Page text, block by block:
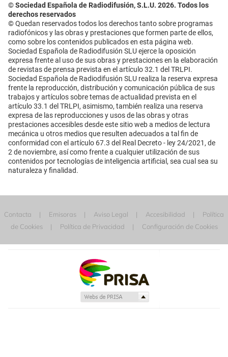
© Sociedad Española de Radiodifusión, S.L.U. 2026. Todos los
derechos reservados
© Quedan reservados todos los derechos tanto sobre programas
radiofónicos y las obras y prestaciones que formen parte de ellos,
como sobre los contenidos publicados en esta página web.
Sociedad Española de Radiodifusión SLU ejerce la oposición
expresa frente al uso de sus obras y prestaciones en la elaboración
de revistas de prensa prevista en el artículo 32.1 del TRLPI.
Sociedad Española de Radiodifusión SLU realiza la reserva expresa
frente la reproducción, distribución y comunicación pública de sus
trabajos y artículos sobre temas de actualidad prevista en el
artículo 33.1 del TRLPI, asimismo, también realiza una reserva
expresa de las reproducciones y usos de las obras y otras
prestaciones accesibles desde este sitio web a medios de lectura
mecánica u otros medios que resulten adecuados a tal fin de
conformidad con el artículo 67.3 del Real Decreto - ley 24/2021, de
2 de noviembre, así como frente a cualquier utilización de sus
contenidos por tecnologías de inteligencia artificial, sea cual sea su
naturaleza y finalidad.
Contacta Emisoras Aviso Legal Accesibilidad
Política
de Cookies
Política de Privacidad Configuración de Cookies